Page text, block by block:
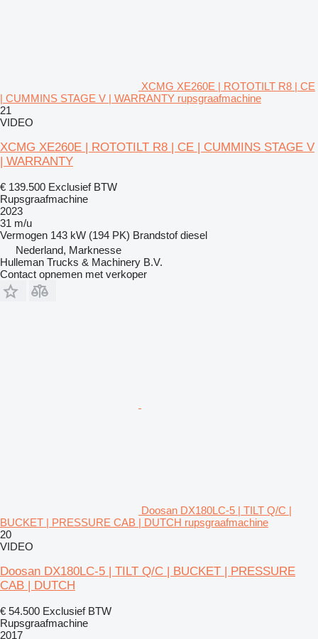
XCMG XE260E | ROTOTILT R8 | CE
| CUMMINS STAGE V | WARRANTY rupsgraafmachine
21
VIDEO
XCMG XE260E | ROTOTILT R8 | CE | CUMMINS STAGE V
| WARRANTY
€ 139.500 Exclusief BTW
Rupsgraafmachine
2023
31 m/u
Vermogen 143 kW (194 PK) Brandstof diesel
Nederland, Marknesse
Hulleman Trucks & Machinery B.V.
Contact opnemen met verkoper
Doosan DX180LC-5 | TILT Q/C |
BUCKET | PRESSURE CAB | DUTCH rupsgraafmachine
20
VIDEO
Doosan DX180LC-5 | TILT Q/C | BUCKET | PRESSURE
CAB | DUTCH
€ 54.500 Exclusief BTW
Rupsgraafmachine
2017